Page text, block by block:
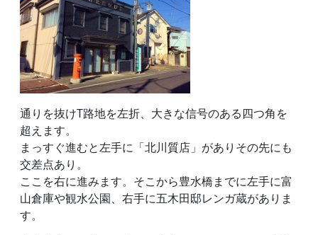
通りを抜けT路地を左折、大きな信号のある四つ角を
超えます。
まっすぐ進むと左手に「北川質店」がありその先にも
交差点あり。
ここを右に進みます。そこから豊水橋までに左手に富
山倉庫や観水公園、右手に五木田邸レンガ蔵がありま
す。